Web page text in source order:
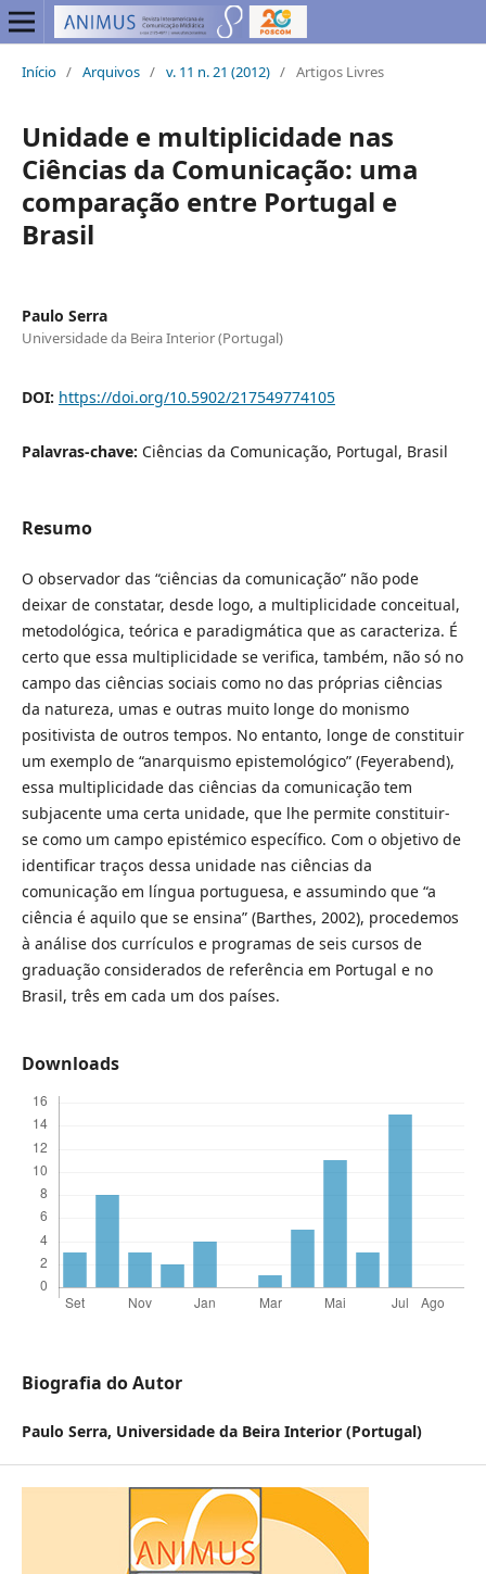
Início / Arquivos / v. 11 n. 21 (2012) / Artigos Livres
Unidade e multiplicidade nas
Ciências da Comunicação: uma
comparação entre Portugal e
Brasil
Paulo Serra
Universidade da Beira Interior (Portugal)
DOI: https://doi.org/10.5902/217549774105
Palavras-chave: Ciências da Comunicação, Portugal, Brasil
Resumo
O observador das “ciências da comunicação” não pode
deixar de constatar, desde logo, a multiplicidade conceitual,
metodológica, teórica e paradigmática que as caracteriza. É
certo que essa multiplicidade se verifica, também, não só no
campo das ciências sociais como no das próprias ciências
da natureza, umas e outras muito longe do monismo
positivista de outros tempos. No entanto, longe de constituir
um exemplo de “anarquismo epistemológico” (Feyerabend),
essa multiplicidade das ciências da comunicação tem
subjacente uma certa unidade, que lhe permite constituir-
se como um campo epistémico específico. Com o objetivo de
identificar traços dessa unidade nas ciências da
comunicação em língua portuguesa, e assumindo que “a
ciência é aquilo que se ensina” (Barthes, 2002), procedemos
à análise dos currículos e programas de seis cursos de
graduação considerados de referência em Portugal e no
Brasil, três em cada um dos países.
Downloads
Biografia do Autor
Paulo Serra, Universidade da Beira Interior (Portugal)